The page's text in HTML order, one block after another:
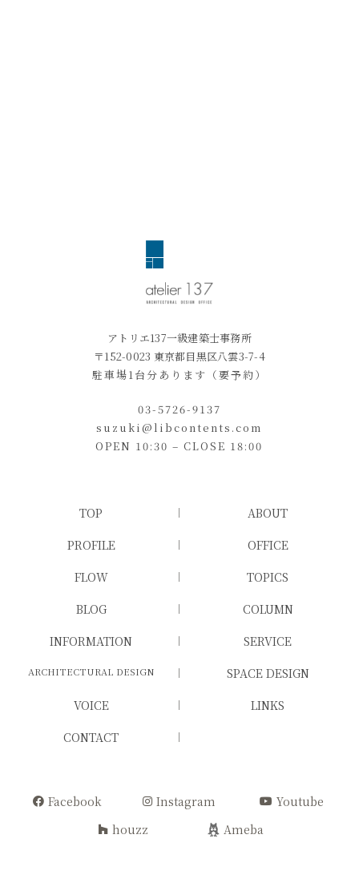
よらない限り、事前に本人の同意を得ることな
く、 個人情報を第三者に開示・提供すること
アクセス解析ツールについて
当サイトでは、Googleによるアクセス解析ツ
ール「Googleアナリティクス」を利用してお
分析、その他のサービスの提供目的に限りこれ
が行うこうしたデータ処理につき許可を与えた
ものとみなします。この機能はCookieを無効
い。その際、当サイトの機能が一部利用できな
くなる可能性がありますのでご注意ください。
アトリエ137一級建築士事務所
〒152-0023 東京都目黒区八雲3-7-4
駐車場1台分あります（要予約）
03-5726-9137
suzuki@libcontents.com
OPEN 10:30 – CLOSE 18:00
TOP
ABOUT
PROFILE
OFFICE
FLOW
TOPICS
BLOG
COLUMN
INFORMATION
SERVICE
ARCHITECTURAL DESIGN
SPACE DESIGN
VOICE
LINKS
CONTACT
Facebook Instagram
Youtube
houzz
Ameba